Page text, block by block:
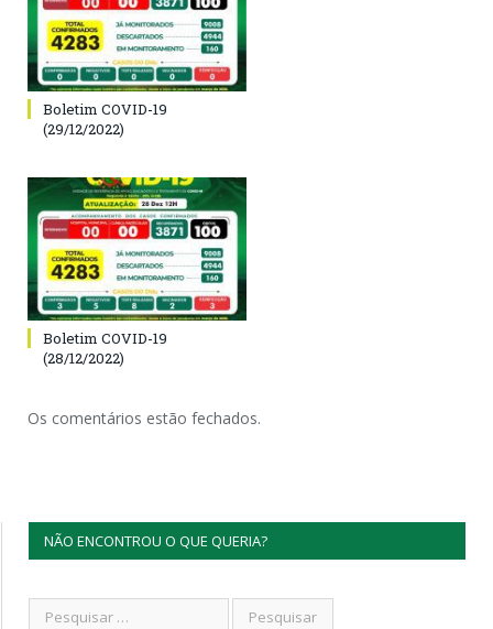
Boletim COVID-19
(29/12/2022)
Boletim COVID-19
(28/12/2022)
Os comentários estão fechados.
NÃO ENCONTROU O QUE QUERIA?